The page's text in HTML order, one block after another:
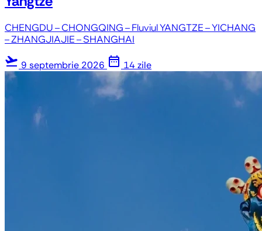
CHENGDU – CHONGQING – Fluviul YANGTZE – YICHANG
– ZHANGJIAJIE – SHANGHAI
flight_takeoff 9 septembrie 2026 date_range 14 zile